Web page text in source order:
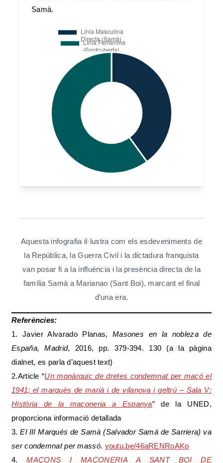
Samà.
Aquesta infografia il·lustra com els esdeveniments de
la República, la Guerra Civil i la dictadura franquista
van posar fi a la influència i la presència directa de la
família Samà a Marianao (Sant Boi), marcant el final
d’una era.
Referències:
1. Javier Alvarado Planas, Masones en la nobleza de
España, Madrid, 2016, pp. 379-394. 130 (a la pàgina
dialnet, es parla d’aquest text)
2.Article “Un monàrquic de dretes condemnat per maçó el
1941; el marquès de marià i de vilanova i geltrú – Sala V:
Història de la maçoneria a Espanya” de la UNED,
proporciona informació detallada
3.El III Marqués de Samà (Salvador Samá de Sarriera) va
ser condemnat per massó. youtu.be/46aRENRoAKo
4.MAÇONS I MAÇONERIA A SANT BOI DE